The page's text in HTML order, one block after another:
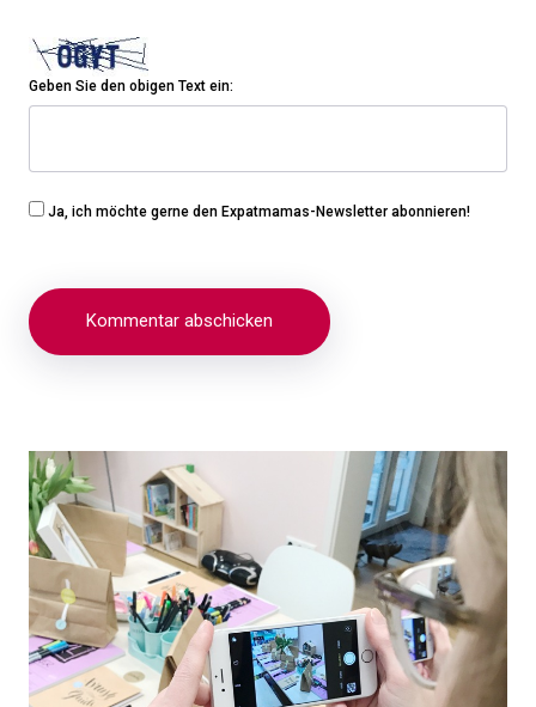
Geben Sie den obigen Text ein:
Ja, ich möchte gerne den Expatmamas-Newsletter abonnieren!
Beitragsnavigation